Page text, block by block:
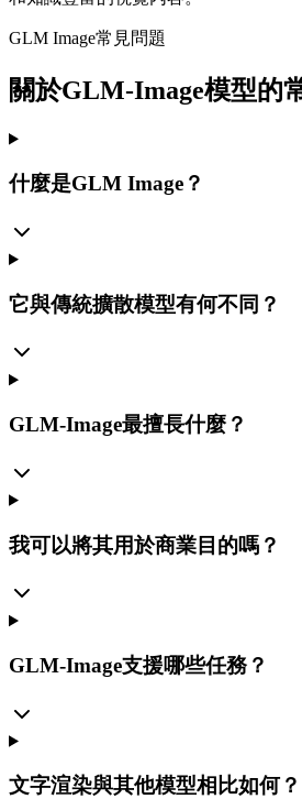
GLM Image常見問題
關於GLM-Image模型的
什麼是GLM Image？
它與傳統擴散模型有何不同？
GLM-Image最擅長什麼？
我可以將其用於商業目的嗎？
GLM-Image支援哪些任務？
文字渲染與其他模型相比如何？